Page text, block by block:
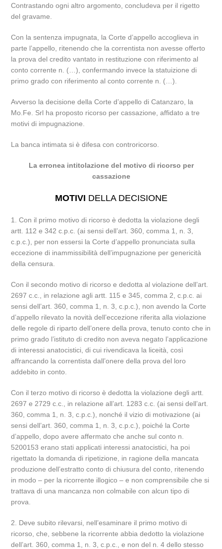
Contrastando ogni altro argomento, concludeva per il rigetto
del gravame.
Con la sentenza impugnata, la Corte d’appello accoglieva in
parte l’appello, ritenendo che la correntista non avesse offerto
la prova del credito vantato in restituzione con riferimento al
conto corrente n. (…), confermando invece la statuizione di
primo grado con riferimento al conto corrente n. (…).
Avverso la decisione della Corte d’appello di Catanzaro, la
Mo.Fe. Srl ha proposto ricorso per cassazione, affidato a tre
motivi di impugnazione.
La banca intimata si è difesa con controricorso.
La erronea intitolazione del motivo di ricorso per
cassazione
MOTIVI DELLA DECISIONE
1. Con il primo motivo di ricorso è dedotta la violazione degli
artt. 112 e 342 c.p.c. (ai sensi dell’art. 360, comma 1, n. 3,
c.p.c.), per non essersi la Corte d’appello pronunciata sulla
eccezione di inammissibilità dell’impugnazione per genericità
della censura.
Con il secondo motivo di ricorso e dedotta al violazione dell’art.
2697 c.c., in relazione agli artt. 115 e 345, comma 2, c.p.c. ai
sensi dell’art. 360, comma 1, n. 3, c.p.c.), non avendo la Corte
d’appello rilevato la novità dell’eccezione riferita alla violazione
delle regole di riparto dell’onere della prova, tenuto conto che in
primo grado l’istituto di credito non aveva negato l’applicazione
di interessi anatocistici, di cui rivendicava la liceità, così
affrancando la correntista dall’onere della prova del loro
addebito in conto.
Con il terzo motivo di ricorso è dedotta la violazione degli artt.
2697 e 2729 c.c., in relazione all’art. 1283 c.c. (ai sensi dell’art.
360, comma 1, n. 3, c.p.c.), nonché il vizio di motivazione (ai
sensi dell’art. 360, comma 1, n. 3, c.p.c.), poiché la Corte
d’appello, dopo avere affermato che anche sul conto n.
5200153 erano stati applicati interessi anatocistici, ha poi
rigettato la domanda di ripetizione, in ragione della mancata
produzione dell’estratto conto di chiusura del conto, ritenendo
in modo – per la ricorrente illogico – e non comprensibile che si
trattava di una mancanza non colmabile con alcun tipo di
prova.
2. Deve subito rilevarsi, nell’esaminare il primo motivo di
ricorso, che, sebbene la ricorrente abbia dedotto la violazione
dell’art. 360, comma 1, n. 3, c.p.c., e non del n. 4 dello stesso